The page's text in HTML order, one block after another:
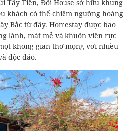
Tây Tiến, Đồi House sở hữu khung
khách có thể chiêm ngưỡng hoàng
Bắc từ đây. Homestay được bao
lành, mát mẻ và khuôn viên rực
không gian thơ mộng với nhiều
độc đáo.